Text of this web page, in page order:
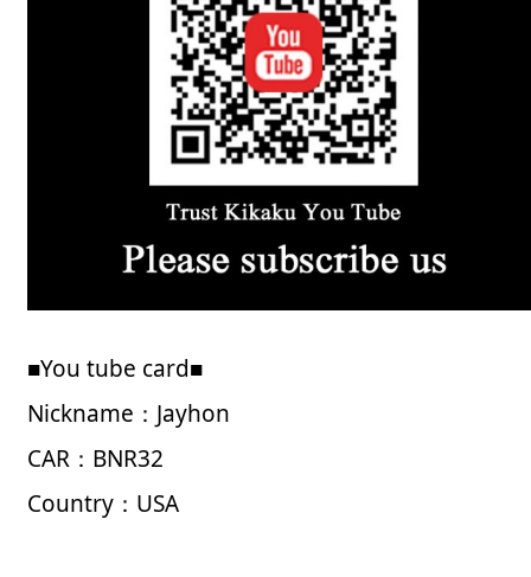
■You tube card■
Nickname：Jayhon
CAR：BNR32
Country：USA